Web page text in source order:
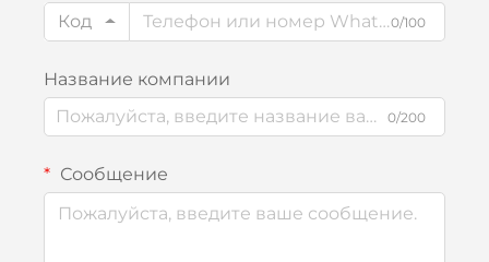
Код
0/100
Название компании
0/200
Сообщение